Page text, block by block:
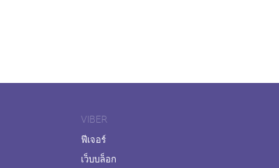
VIBER
ฟีเจอร์
เว็บบล็อก